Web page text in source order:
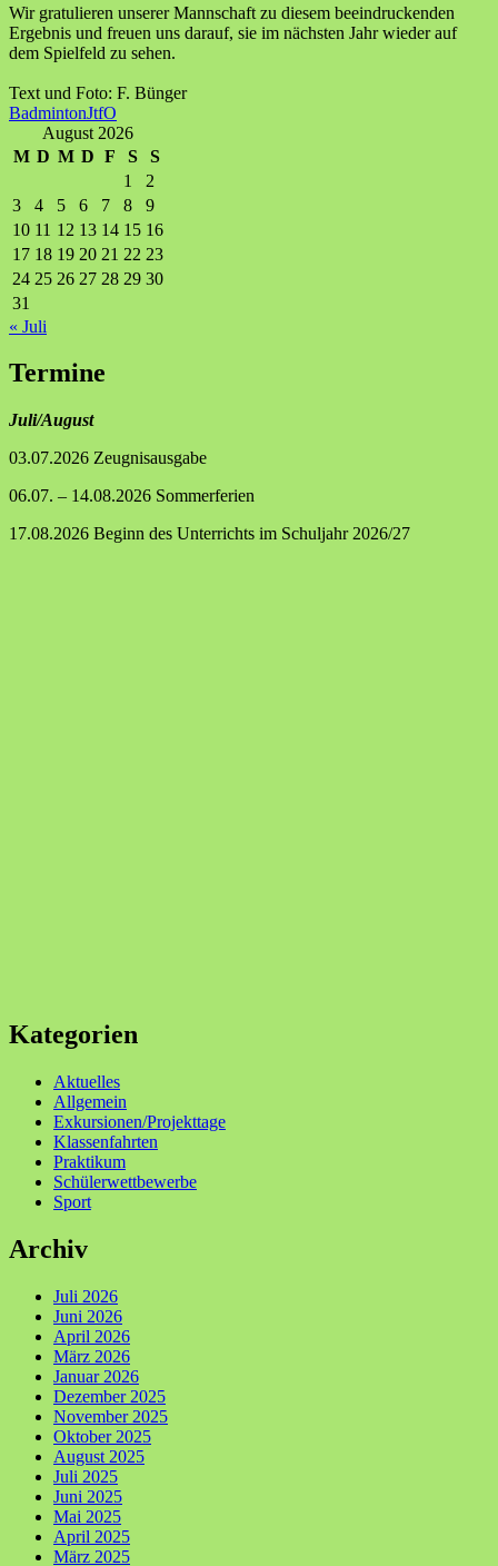
Wir gratulieren unserer Mannschaft zu diesem beeindruckenden
Ergebnis und freuen uns darauf, sie im nächsten Jahr wieder auf
dem Spielfeld zu sehen.
Text und Foto: F. Bünger
BadmintonJtfO
August 2026
M D M D F S
S
1
2
3
4 5 6 7 8
9
10 11 12 13 14 15 16
17 18 19 20 21 22 23
24 25 26 27 28 29 30
31
« Juli
Termine
Juli/August
03.07.2026 Zeugnisausgabe
06.07. – 14.08.2026 Sommerferien
17.08.2026 Beginn des Unterrichts im Schuljahr 2026/27
Kategorien
Aktuelles
Allgemein
Exkursionen/Projekttage
Klassenfahrten
Praktikum
Schülerwettbewerbe
Sport
Archiv
Juli 2026
Juni 2026
April 2026
März 2026
Januar 2026
Dezember 2025
November 2025
Oktober 2025
August 2025
Juli 2025
Juni 2025
Mai 2025
April 2025
März 2025